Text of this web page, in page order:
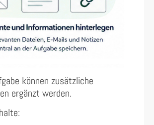
können zusätzliche
ergänzt werden.